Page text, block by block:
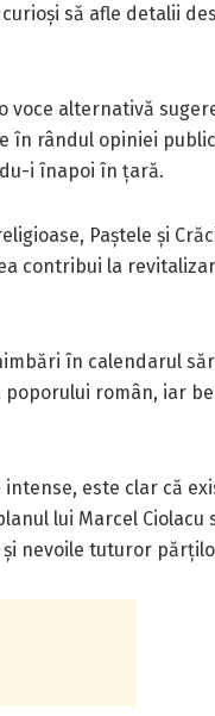
să afle detalii
voce alternativă
în rândul opiniei
i înapoi în țară.
Paștele și
contribui la
în calendarul
român, iar
este clar că
lui Marcel Ciolacu
nevoile tuturor